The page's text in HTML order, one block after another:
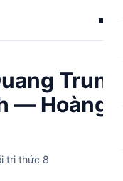
Trung
— Hoàng
tri thức 8